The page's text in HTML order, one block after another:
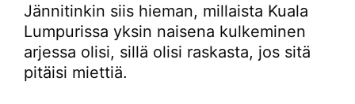
Jännitinkin siis hieman, millaista Kuala
Lumpurissa yksin naisena kulkeminen
arjessa olisi, sillä olisi raskasta, jos sitä
pitäisi miettiä.